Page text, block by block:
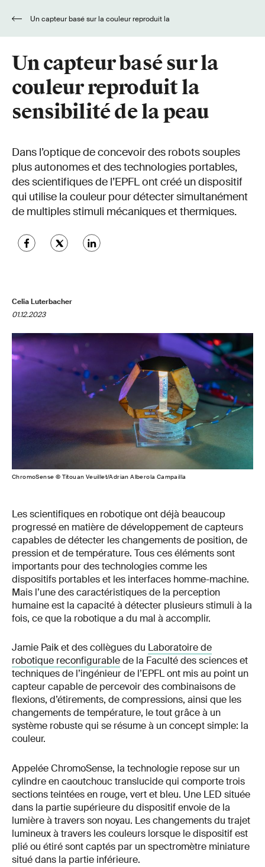
Un capteur basé sur la
couleur reproduit la
sensibilité de la peau
Dans l’optique de concevoir des robots souples
plus autonomes et des technologies portables,
des scientifiques de l’EPFL ont créé un dispositif
qui utilise la couleur pour détecter simultanément
de multiples stimuli mécaniques et thermiques.
Celia Luterbacher
01.12.2023
ChromoSense © Titouan Veuillet/Adrian Alberola Campailla
Les scientifiques en robotique ont déjà beaucoup
progressé en matière de développement de capteurs
capables de détecter les changements de position, de
pression et de température. Tous ces éléments sont
importants pour des technologies comme les
dispositifs portables et les interfaces homme-machine.
Mais l’une des caractéristiques de la perception
humaine est la capacité à détecter plusieurs stimuli à la
fois, ce que la robotique a du mal à accomplir.
Jamie Paik et des collègues du Laboratoire de
robotique reconfigurablede la Faculté des sciences et
techniques de l’ingénieur de l’EPFL ont mis au point un
capteur capable de percevoir des combinaisons de
flexions, d’étirements, de compressions, ainsi que les
changements de température, le tout grâce à un
système robuste qui se résume à un concept simple: la
couleur.
Appelée ChromoSense, la technologie repose sur un
cylindre en caoutchouc translucide qui comporte trois
sections teintées en rouge, vert et bleu. Une LED située
dans la partie supérieure du dispositif envoie de la
lumière à travers son noyau. Les changements du trajet
lumineux à travers les couleurs lorsque le dispositif est
plié ou étiré sont captés par un spectromètre miniature
situé dans la partie inférieure.